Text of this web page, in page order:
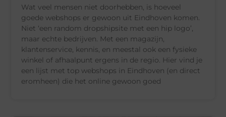
Wat veel mensen niet doorhebben, is hoeveel
goede webshops er gewoon uit Eindhoven komen.
Niet ‘een random dropshipsite met een hip logo’,
maar echte bedrijven. Met een magazijn,
klantenservice, kennis, en meestal ook een fysieke
winkel of afhaalpunt ergens in de regio. Hier vind je
een lijst met top webshops in Eindhoven (en direct
eromheen) die het online gewoon goed